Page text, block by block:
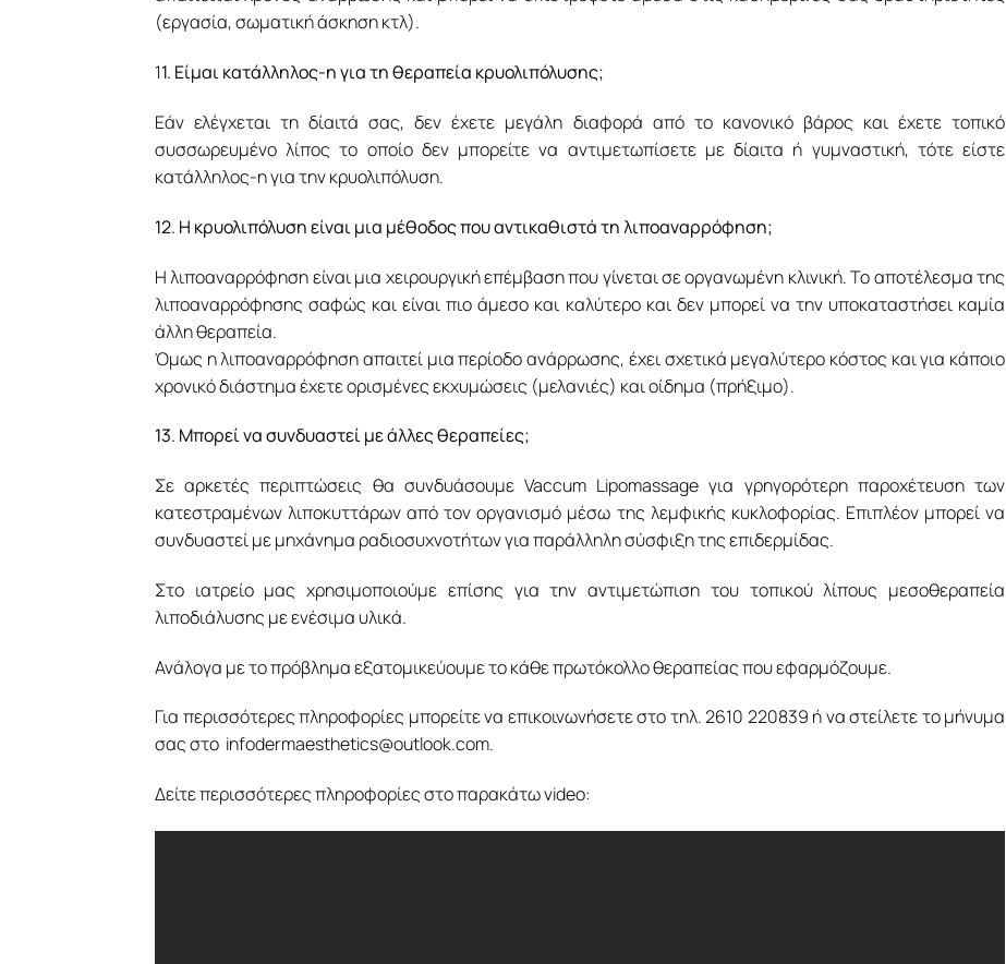
(εργασία, σωματική άσκηση κτλ).
11. Είμαι κατάλληλος-η για τη θεραπεία κρυολιπόλυσης;
Εάν ελέγχεται τη δίαιτά σας, δεν έχετε μεγάλη διαφορά από το κανονικό βάρος και έχετε τοπικό
συσσωρευμένο λίπος το οποίο δεν μπορείτε να αντιμετωπίσετε με δίαιτα ή γυμναστική, τότε είστε
κατάλληλος-η για την κρυολιπόλυση.
12. Η κρυολιπόλυση είναι μια μέθοδος που αντικαθιστά τη λιποαναρρόφηση;
Η λιποαναρρόφηση είναι μια χειρουργική επέμβαση που γίνεται σε οργανωμένη κλινική. Το αποτέλεσμα της
λιποαναρρόφησης σαφώς και είναι πιο άμεσο και καλύτερο και δεν μπορεί να την υποκαταστήσει καμία
άλλη θεραπεία.
Όμως η λιποαναρρόφηση απαιτεί μια περίοδο ανάρρωσης, έχει σχετικά μεγαλύτερο κόστος και για κάποιο
χρονικό διάστημα έχετε ορισμένες εκχυμώσεις (μελανιές) και οίδημα (πρήξιμο).
13. Μπορεί να συνδυαστεί με άλλες θεραπείες;
Σε αρκετές περιπτώσεις θα συνδυάσουμε Vaccum Lipomassage για γρηγορότερη παροχέτευση των
κατεστραμένων λιποκυττάρων από τον οργανισμό μέσω της λεμφικής κυκλοφορίας. Επιπλέον μπορεί να
συνδυαστεί με μηχάνημα ραδιοσυχνοτήτων για παράλληλη σύσφιξη της επιδερμίδας.
Στο ιατρείο μας χρησιμοποιούμε επίσης για την αντιμετώπιση του τοπικού λίπους μεσοθεραπεία
λιποδιάλυσης με ενέσιμα υλικά.
Ανάλογα με το πρόβλημα εξατομικεύουμε το κάθε πρωτόκολλο θεραπείας που εφαρμόζουμε.
Για περισσότερες πληροφορίες μπορείτε να επικοινωνήσετε στο τηλ. 2610 220839 ή να στείλετε το μήνυμα
σας στο infodermaesthetics@outlook.com.
Δείτε περισσότερες πληροφορίες στο παρακάτω video: